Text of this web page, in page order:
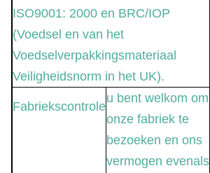
ISO9001: 2000 en BRC/IOP
(Voedsel en van het
Voedselverpakkingsmateriaal
Veiligheidsnorm in het UK).
Fabriekscontrole
u bent welkom om
onze fabriek te
bezoeken en ons
vermogen evenals